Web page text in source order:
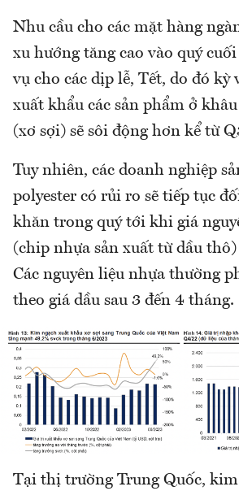
Nhu cầu cho các mặt hàng
xu hướng tăng cao vào quý
vụ cho các dịp lễ, Tết, do đó kỳ
xuất khẩu các sản phẩm ở
(xơ sợi) sẽ sôi động hơn kể từ
Tuy nhiên, các doanh nghiệp
polyester có rủi ro sẽ tiếp tục
khăn trong quý tới khi giá
(chip nhựa sản xuất từ dầu
Các nguyên liệu nhựa thường
theo giá dầu sau 3 đến 4 tháng.
Tại thị trường Trung Quốc,